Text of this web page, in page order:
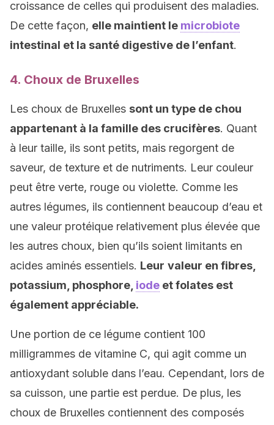
croissance de celles qui produisent des maladies.
De cette façon, elle maintient le microbiote
intestinal et la santé digestive de l’enfant.
4. Choux de Bruxelles
Les choux de Bruxelles sont un type de chou
appartenant à la famille des crucifères. Quant
à leur taille, ils sont petits, mais regorgent de
saveur, de texture et de nutriments. Leur couleur
peut être verte, rouge ou violette. Comme les
autres légumes, ils contiennent beaucoup d’eau et
une valeur protéique relativement plus élevée que
les autres choux, bien qu’ils soient limitants en
acides aminés essentiels. Leur valeur en fibres,
potassium, phosphore, iode et folates est
également appréciable.
Une portion de ce légume contient 100
milligrammes de vitamine C, qui agit comme un
antioxydant soluble dans l’eau. Cependant, lors de
sa cuisson, une partie est perdue. De plus, les
choux de Bruxelles contiennent des composés